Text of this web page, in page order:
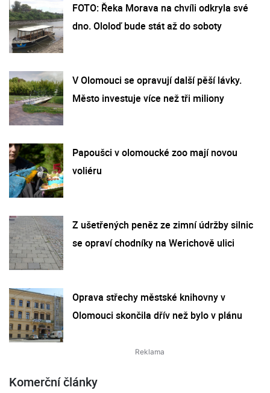
FOTO: Řeka Morava na chvíli odkryla své
dno. Ololoď bude stát až do soboty
V Olomouci se opravují další pěší lávky.
Město investuje více než tři miliony
Papoušci v olomoucké zoo mají novou
voliéru
Z ušetřených peněz ze zimní údržby silnic
se opraví chodníky na Werichově ulici
Oprava střechy městské knihovny v
Olomouci skončila dřív než bylo v plánu
Komerční články